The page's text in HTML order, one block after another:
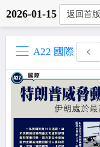
2026-01-15 返回首版
A22 國際